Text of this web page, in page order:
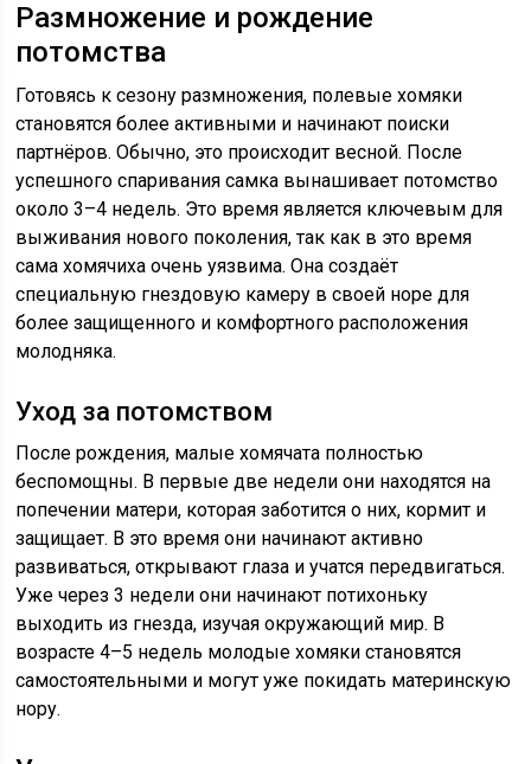
Размножение и рождение
потомства
Готовясь к сезону размножения, полевые хомяки
становятся более активными и начинают поиски
партнёров. Обычно, это происходит весной. После
успешного спаривания самка вынашивает потомство
около 3–4 недель. Это время является ключевым для
выживания нового поколения, так как в это время
сама хомячиха очень уязвима. Она создаёт
специальную гнездовую камеру в своей норе для
более защищенного и комфортного расположения
молодняка.
Уход за потомством
После рождения, малые хомячата полностью
беспомощны. В первые две недели они находятся на
попечении матери, которая заботится о них, кормит и
защищает. В это время они начинают активно
развиваться, открывают глаза и учатся передвигаться.
Уже через 3 недели они начинают потихоньку
выходить из гнезда, изучая окружающий мир. В
возрасте 4–5 недель молодые хомяки становятся
самостоятельными и могут уже покидать материнскую
нору.